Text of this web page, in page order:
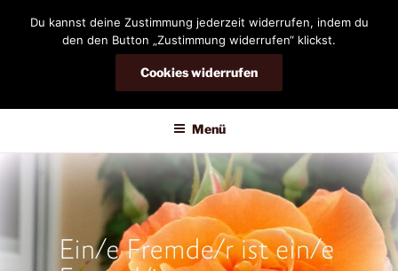
DIANDRA-CIRCLE
Menü
Du kannst deine Zustimmung jederzeit widerrufen, indem du
den den Button „Zustimmung widerrufen“ klickst.
Cookies widerrufen